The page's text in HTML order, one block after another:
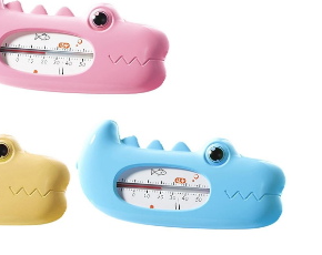
accesorii
depozitare
de